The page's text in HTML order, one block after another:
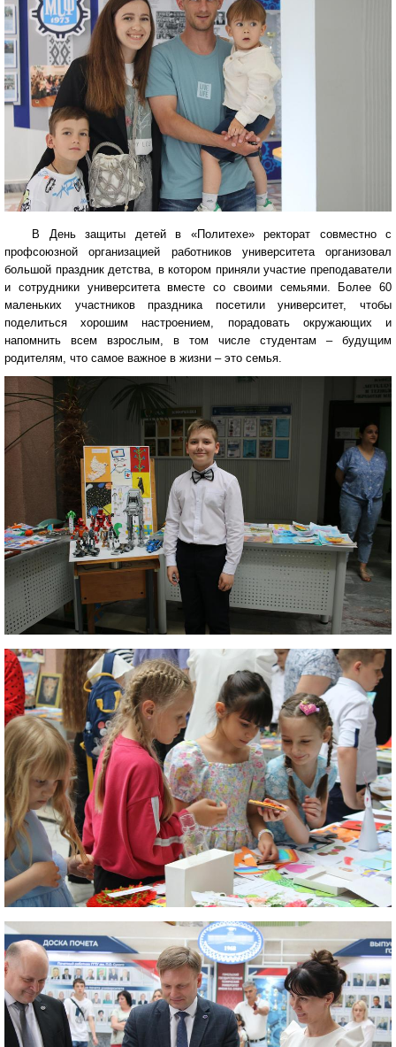
В День защиты детей в «Политехе» ректорат совместно с
профсоюзной организацией работников университета организовал
большой праздник детства, в котором приняли участие преподаватели
и сотрудники университета вместе со своими семьями. Более 60
маленьких участников праздника посетили университет, чтобы
поделиться хорошим настроением, порадовать окружающих и
напомнить всем взрослым, в том числе студентам – будущим
родителям, что самое важное в жизни – это семья.